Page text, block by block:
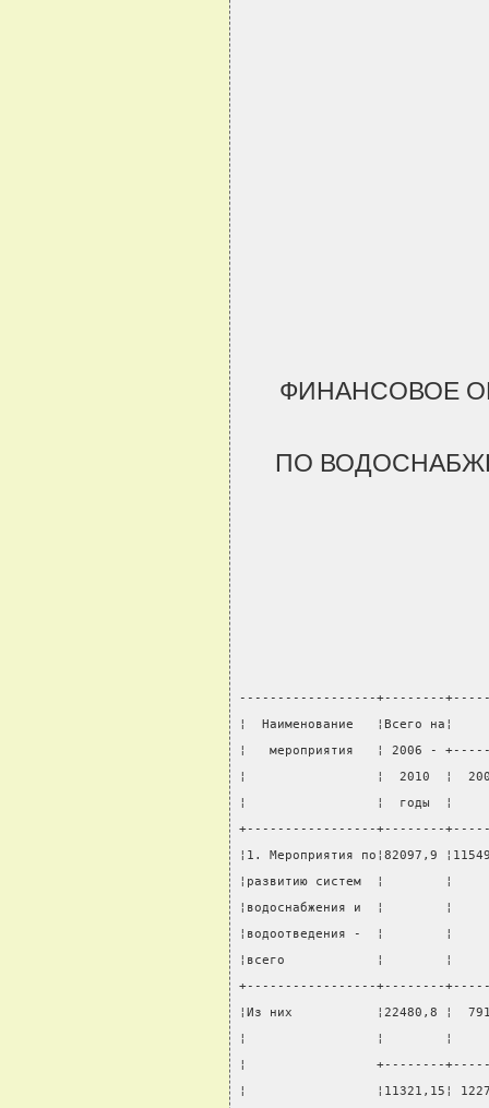
ФИНАНСОВОЕ
ПО
------------------+--------
¦  Наименование   ¦Всего
¦   мероприятия   ¦ 2006 -
¦                 ¦  2010  ¦
¦                 ¦  годы  ¦
+-----------------+--------
¦1. Мероприятия по¦82097,9
¦развитию систем  ¦
¦водоснабжения и  ¦
¦водоотведения -  ¦
¦всего            ¦        ¦
+-----------------+--------
¦Из них           ¦22480,8 ¦
¦                 ¦        ¦
¦                 +--------
¦                 ¦11321,15¦